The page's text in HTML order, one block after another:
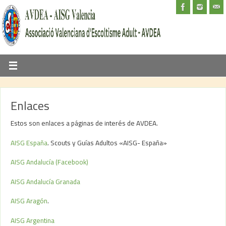
Enlaces
Estos son enlaces a páginas de interés de AVDEA.
AISG España. Scouts y Guías Adultos «AISG- España»
AISG Andalucía (Facebook)
AISG Andalucía Granada
AISG Aragón.
AISG Argentina